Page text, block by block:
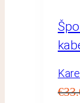
€